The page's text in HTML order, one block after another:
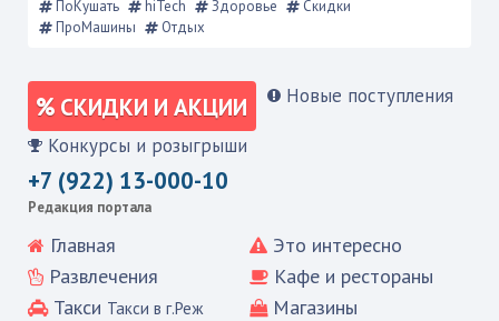
ПоКушать hiTech Здоровье
Скидки
ПроМашины
Отдых
СКИДКИ И АКЦИИ Новые поступления
Конкурсы и розыгрыши
+7 (922) 13-000-10
Редакция портала
Главная
Это интересно
Развлечения
Кафе и рестораны
Такси Такси в г.Реж
Магазины